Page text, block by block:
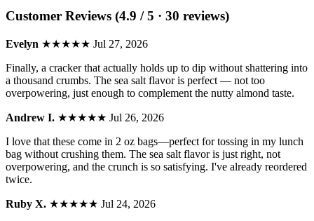
Customer Reviews (4.9 / 5 · 30 reviews)
Evelyn ★★★★★ Jul 27, 2026
Finally, a cracker that actually holds up to dip without shattering into
a thousand crumbs. The sea salt flavor is perfect — not too
overpowering, just enough to complement the nutty almond taste.
Andrew I. ★★★★★ Jul 26, 2026
I love that these come in 2 oz bags—perfect for tossing in my lunch
bag without crushing them. The sea salt flavor is just right, not
overpowering, and the crunch is so satisfying. I've already reordered
twice.
Ruby X. ★★★★★ Jul 24, 2026